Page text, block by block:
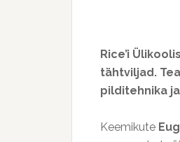
Rice’i
tähtviljad.
pilditehnika
Keemikute